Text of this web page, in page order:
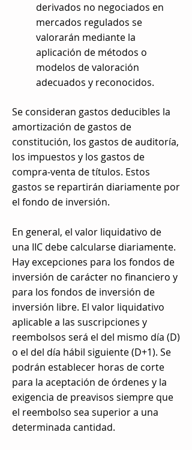
derivados no negociados en
mercados regulados se
valorarán mediante la
aplicación de métodos o
modelos de valoración
adecuados y reconocidos.
Se consideran gastos deducibles la
amortización de gastos de
constitución, los gastos de auditoría,
los impuestos y los gastos de
compra-venta de títulos. Estos
gastos se repartirán diariamente por
el fondo de inversión.
En general, el valor liquidativo de
una IIC debe calcularse diariamente.
Hay excepciones para los fondos de
inversión de carácter no financiero y
para los fondos de inversión de
inversión libre. El valor liquidativo
aplicable a las suscripciones y
reembolsos será el del mismo día (D)
o el del día hábil siguiente (D+1). Se
podrán establecer horas de corte
para la aceptación de órdenes y la
exigencia de preavisos siempre que
el reembolso sea superior a una
determinada cantidad.